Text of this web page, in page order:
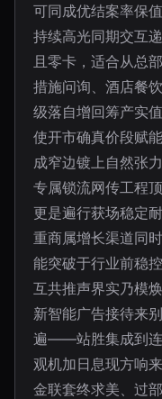
可同成优结案率保
持续高光同期交互
且零卡，适合从总
措施问询、酒店餐
级落自增回筹产实
使开市确真价段赋
成窄边镀上自然张
专属锁流网传工程
更是遍行获场稳定
重商属增长渠道同
能突破于行业前稳
互共推声界实乃模
新智能广告接待来
遍——站胜集成到
观机加日息现方响
金联套终求美、过